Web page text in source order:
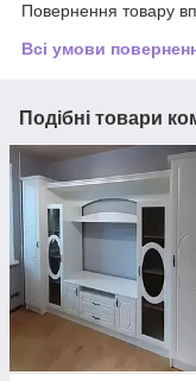
Повернення товару
Всі умови
Подібні товари